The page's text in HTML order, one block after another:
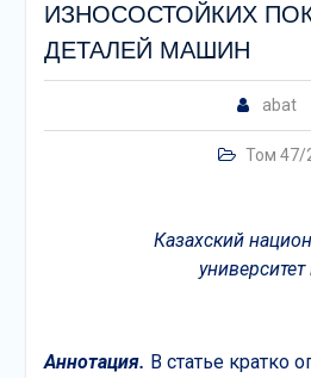
ИЗНОСОСТОЙКИХ
ДЕТАЛЕЙ МАШИН
abat
Том 47/
Казахский
Аннотация. В статье кратко